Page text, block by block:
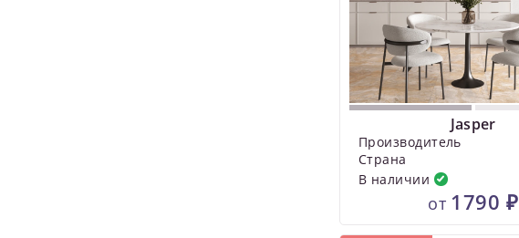
Jasper
Производитель
Страна
В наличии
от 1790 ₽